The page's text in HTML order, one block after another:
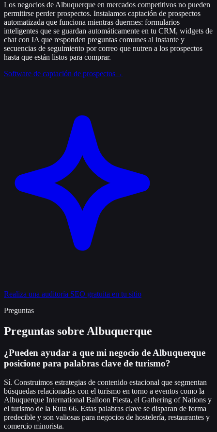
Los negocios de Albuquerque en mercados competitivos no pueden
permitirse perder prospectos. Instalamos captación de prospectos
automatizada que funciona mientras duermes: formularios
inteligentes que se guardan automáticamente en tu CRM, widgets de
chat con IA que responden preguntas comunes al instante y
secuencias de seguimiento por correo que nutren a los prospectos
hasta que están listos para comprar.
Software de captación de prospectos→
Realiza una auditoría SEO gratuita en tu sitio
Preguntas
Preguntas sobre Albuquerque
¿Pueden ayudar a que mi negocio de Albuquerque
posicione para palabras clave de turismo?
Sí. Construimos estrategias de contenido estacional que segmentan
búsquedas relacionadas con el turismo en torno a eventos como la
Albuquerque International Balloon Fiesta, el Gathering of Nations y
el turismo de la Ruta 66. Estas palabras clave se disparan de forma
predecible y son valiosas para negocios de hostelería, restaurantes y
comercio minorista.